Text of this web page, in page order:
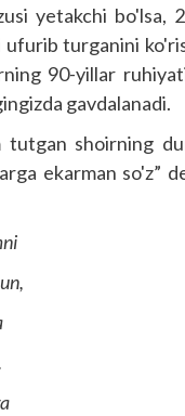
yetakchi bo'lsa,
turganini
90-yillar
gavdalanadi.
tutgan shoirning
ekarman so'z”